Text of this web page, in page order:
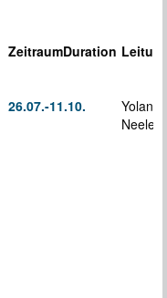
ZeitraumDuration
26.07.-11.10.
Neele